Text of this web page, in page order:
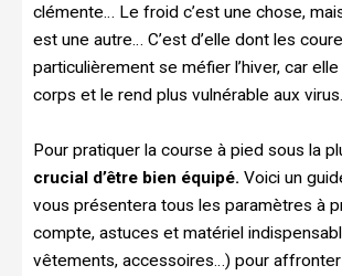
clémente… Le froid c’est une chose,
est une autre… C’est d’elle dont les
particulièrement se méfier l’hiver, car
corps et le rend plus vulnérable aux virus.
Pour pratiquer la course à pied sous la
crucial d’être bien équipé. Voici un
vous présentera tous les paramètres à
compte, astuces et matériel
vêtements, accessoires…) pour